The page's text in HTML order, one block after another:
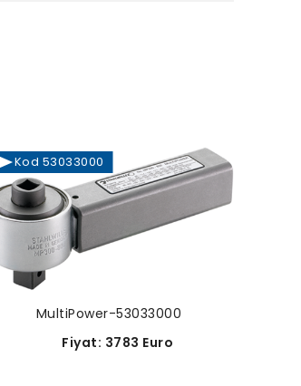
Kod 53033000
MultiPower-53033000
Fiyat: 3783 Euro